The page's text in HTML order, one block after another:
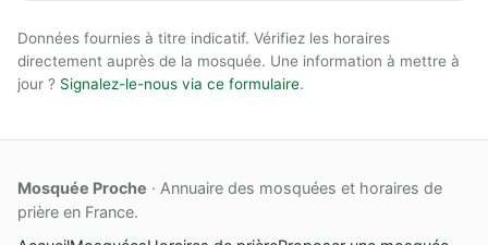
Données fournies à titre indicatif. Vérifiez les horaires
directement auprès de la mosquée. Une information à mettre à
jour ? Signalez-le-nous via ce formulaire.
Mosquée Proche · Annuaire des mosquées et horaires de
prière en France.